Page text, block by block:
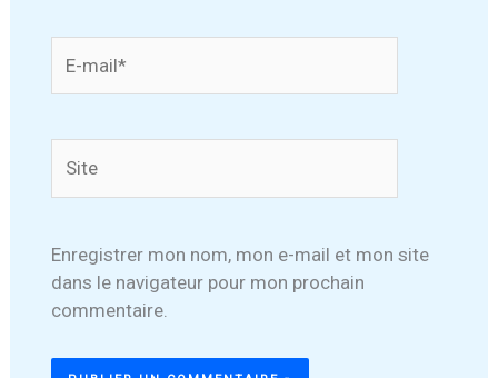
mail*
Enregistrer mon nom, mon e-mail et mon site
dans le navigateur pour mon prochain
commentaire.